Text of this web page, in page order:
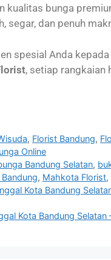
kualitas bunga
segar, dan penuh
spesial Anda kepada
, setiap rangkaian
, Florist Bandung,
Online
Bandung Selatan,
, Mahkota Florist,
Kota Bandung
Kota Bandung